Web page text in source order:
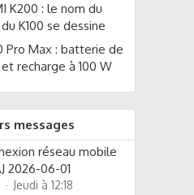
K200 : le nom du
K100 se dessine
Pro Max : batterie de
recharge à 100 W
messages
réseau mobile
2026-06-01
Jeudi à 12:18